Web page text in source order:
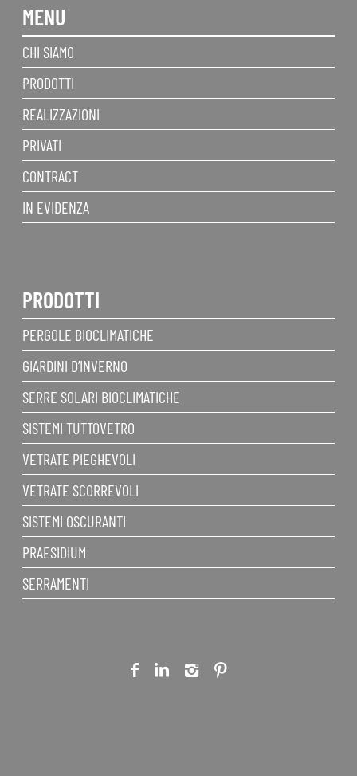
MENU
CHI SIAMO
PRODOTTI
REALIZZAZIONI
PRIVATI
CONTRACT
IN EVIDENZA
PRODOTTI
PERGOLE BIOCLIMATICHE
GIARDINI D’INVERNO
SERRE SOLARI BIOCLIMATICHE
SISTEMI TUTTOVETRO
VETRATE PIEGHEVOLI
VETRATE SCORREVOLI
SISTEMI OSCURANTI
PRAESIDIUM
SERRAMENTI